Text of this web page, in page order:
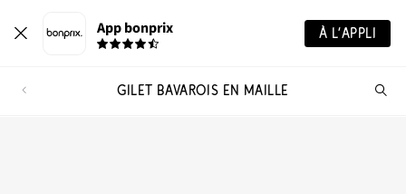
App bonprix À L’APPLI
GILET BAVAROIS EN MAILLE